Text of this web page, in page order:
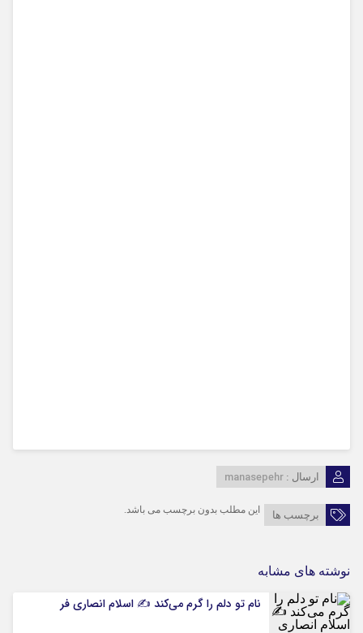
ارسال : manasepehr
برچسب ها این مطلب بدون برچسب می باشد.
نوشته های مشابه
نام تو دلم را گرم می‌کند ✍️ اسلام انصاری فر